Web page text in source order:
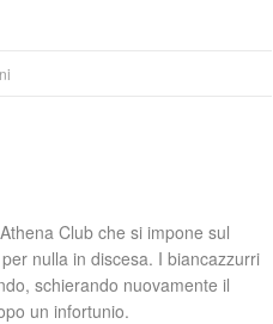
Club che si impone sul
nulla in discesa. I biancazzurri
schierando nuovamente il
un infortunio.